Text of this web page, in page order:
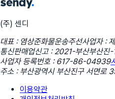
(주) 센디
대표 : 염상준화물운송주선사업자 :
통신판매업신고 : 2021-부산부산진
사업자 등록번호 : 617-86-04939
주소 : 부산광역시 부산진구 서면로
이용약관